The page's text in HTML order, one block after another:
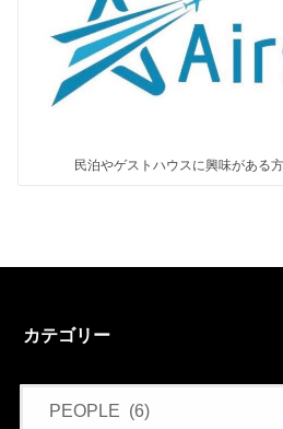
民泊やゲストハウスに興味がある
カテゴリー